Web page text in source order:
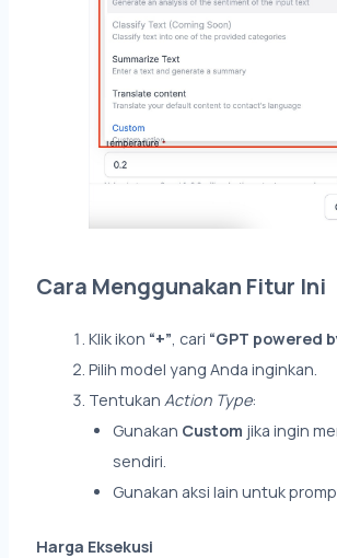
Cara Menggunakan Fitur Ini
Klik ikon “+” , cari “GPT powered
Pilih model yang Anda inginkan.
Tentukan Action Type:
Gunakan Custom jika ingin
sendiri.
Gunakan aksi lain untuk
Harga Eksekusi